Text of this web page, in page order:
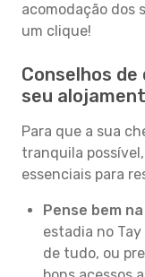
acomodação dos
um clique!
Conselhos
seu
Para que a sua
tranquila
essenciais para
Pense bem
estadia no
de tudo, ou